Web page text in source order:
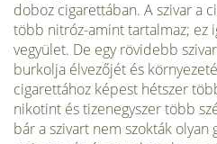
doboz cigarettában. A szivar a
több nitróz-amint tartalmaz; ez
vegyület. De egy rövidebb
burkolja élvezőjét és
cigarettához képest hétszer
nikotint és tizenegyszer több
bár a szivart nem szokták